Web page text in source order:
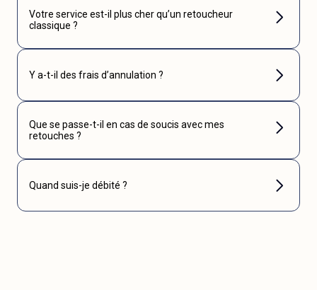
Votre service est-il plus cher qu’un retoucheur
classique ?
Y a-t-il des frais d’annulation ?
Que se passe-t-il en cas de soucis avec mes
retouches ?
Quand suis-je débité ?